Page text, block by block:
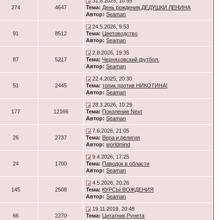
274 4647
Тема: День рождения ДЕДУШКИ ЛЕНИНА
Автор: Seaman
91 8512
24.5.2026, 9:53
Тема: Цветоводство
Автор: Seaman
87 5217
2.8.2026, 19:35
Тема: Черняховский футбол.
Автор: Seaman
51 2445
22.4.2025, 20:30
Тема: топик против НИКОТИНА!
Автор: Seaman
177 12166
28.3.2026, 10:29
Тема: Поколение Next
Автор: Seaman
26 2737
7.6.2026, 21:05
Тема: Вера и религия
Автор: worldmind
24 1700
9.4.2026, 17:25
Тема: Паводок в области
Автор: Seaman
145 2508
4.5.2026, 20:26
Тема: КУРСЫ ВОЖДЕНИЯ
Автор: Seaman
66 2270
19.11.2019, 20:48
Тема: Цитатник Рунета